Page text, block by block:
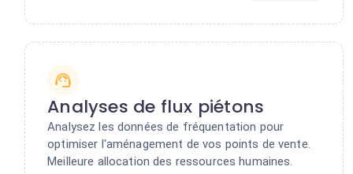
Analyses de flux piétons
Analysez les données de fréquentation pour
optimiser l'aménagement de vos points de vente.
Meilleure allocation des ressources humaines.